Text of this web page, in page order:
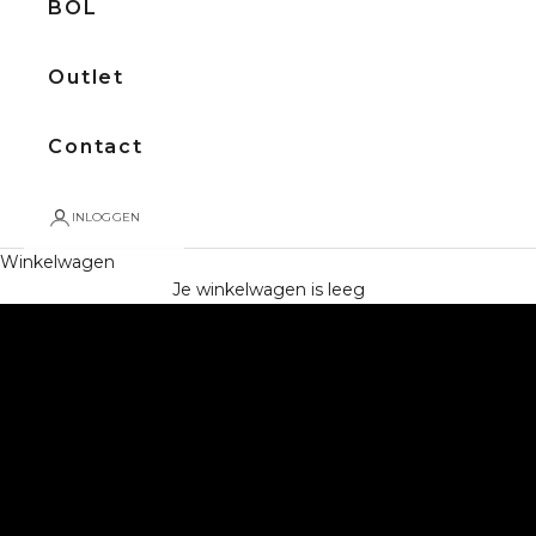
BOL
Outlet
Contact
INLOGGEN
Winkelwagen
Je winkelwagen is leeg
BEKIJK ALLE PIANO'S